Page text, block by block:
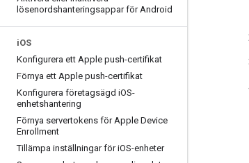
lösenordshanteringsappar för Android
iOS
Konfigurera ett Apple push-certifikat
Förnya ett Apple push-certifikat
Konfigurera företagsägd iOS-
enhetshantering
Förnya servertokens för Apple Device
Enrollment
Tillämpa inställningar för iOS-enheter